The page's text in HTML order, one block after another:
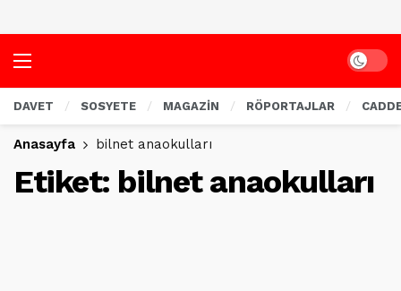
Dark
DAVET SOSYETE MAGAZİN RÖPORTAJLAR
Anasayfa bilnet anaokulları
Etiket: bilnet anaokulları